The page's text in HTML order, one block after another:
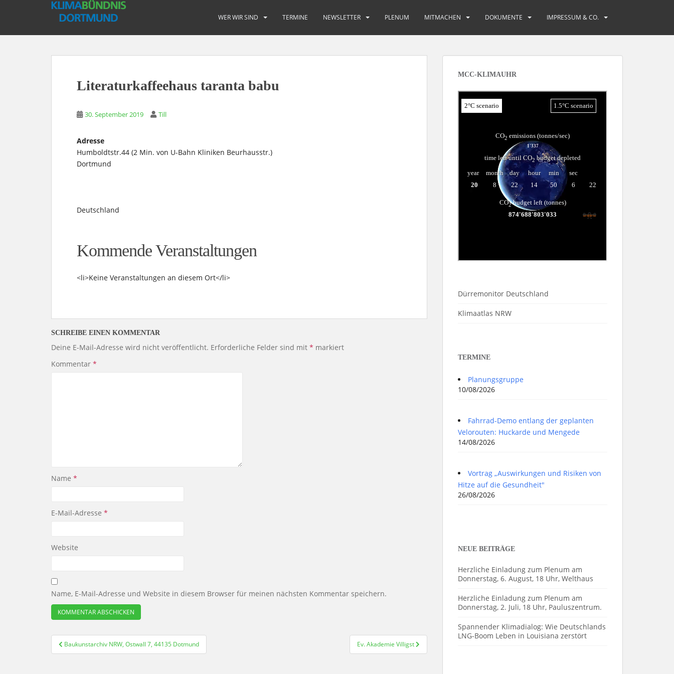
WER WIR SIND TERMINE NEWSLETTER PLENUM MITMACHEN DOKUMENTE IMPRESSUM & CO.
Literaturkaffeehaus taranta babu
30. September 2019 Till
Adresse
Humboldtstr.44 (2 Min. von U-Bahn Kliniken Beurhausstr.)
Dortmund
Deutschland
Kommende Veranstaltungen
<li>Keine Veranstaltungen an diesem Ort</li>
SCHREIBE EINEN KOMMENTAR
Deine E-Mail-Adresse wird nicht veröffentlicht. Erforderliche Felder sind mit * markiert
Kommentar *
Name *
E-Mail-Adresse *
Website
Name, E-Mail-Adresse und Website in diesem Browser für meinen nächsten Kommentar speichern.
Beitragsnavigation
Baukunstarchiv NRW, Ostwall 7, 44135 Dotmund Ev. Akademie Villigst
MCC-KLIMAUHR
Dürremonitor Deutschland
Klimaatlas NRW
TERMINE
Planungsgruppe
10/08/2026
Fahrrad-Demo entlang der geplanten
Velorouten: Huckarde und Mengede
14/08/2026
Vortrag „Auswirkungen und Risiken von
Hitze auf die Gesundheit"
26/08/2026
NEUE BEITRÄGE
Herzliche Einladung zum Plenum am
Donnerstag, 6. August, 18 Uhr, Welthaus
Herzliche Einladung zum Plenum am
Donnerstag, 2. Juli, 18 Uhr, Pauluszentrum.
Spannender Klimadialog: Wie Deutschlands
LNG-Boom Leben in Louisiana zerstört